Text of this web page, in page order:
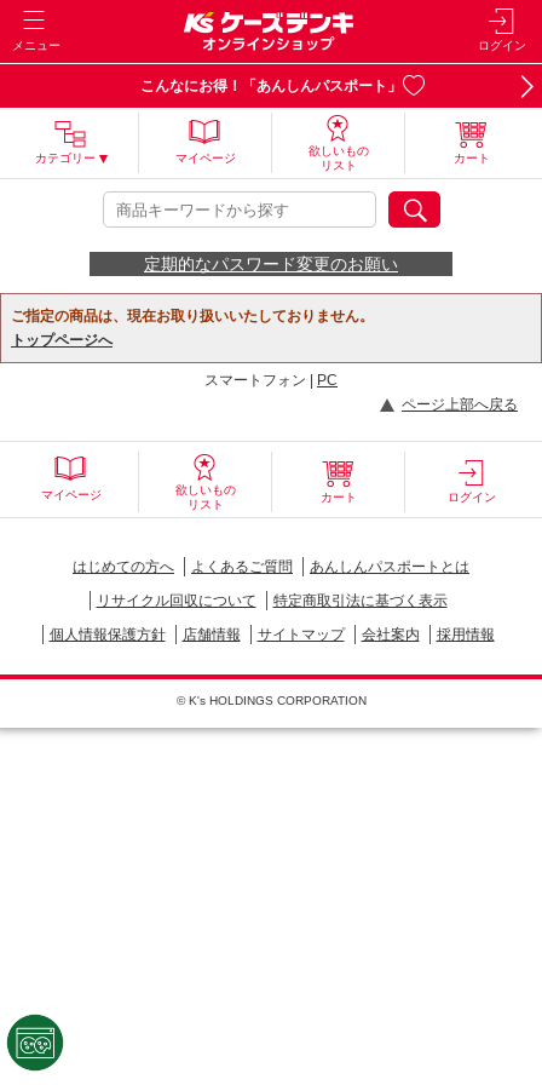
メニュー ログイン
こんなにお得！「あんしんパスポート」
カテゴリー マイページ
欲しいもの
リスト
カート
定期的なパスワード変更のお願い
ご指定の商品は、現在お取り扱いいたしておりません。
トップページへ
スマートフォン |
PC
ページ上部へ戻る
マイページ
欲しいもの
リスト
カート ログイン
はじめての方へ よくあるご質問
あんしんパスポートとは
リサイクル回収について
特定商取引法に基づく表示
個人情報保護方針
店舗情報 サイトマップ 会社案内 採用情報
© K's HOLDINGS CORPORATION